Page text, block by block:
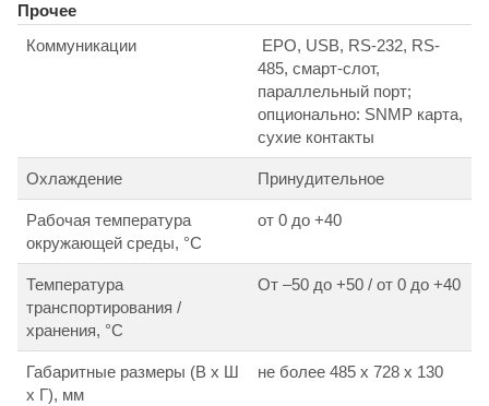
Прочее
Коммуникации
EPO, USB, RS-232, RS-
485, смарт-слот,
параллельный порт;
опционально: SNMP карта,
сухие контакты
Охлаждение Принудительное
Рабочая температура
окружающей среды, °С
от 0 до +40
Температура
транспортирования /
хранения, °С
От –50 до +50 / от 0 до +40
Габаритные размеры (В х Ш
х Г), мм
не более 485 х 728 х 130